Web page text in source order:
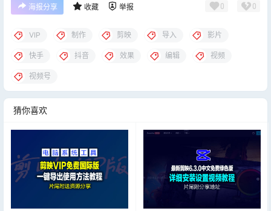
海报分享 收藏 举报 0 0
VIP 制作 剪映 导入 影片
快手 抖音 效果 编辑 视频
视频号
猜你喜欢